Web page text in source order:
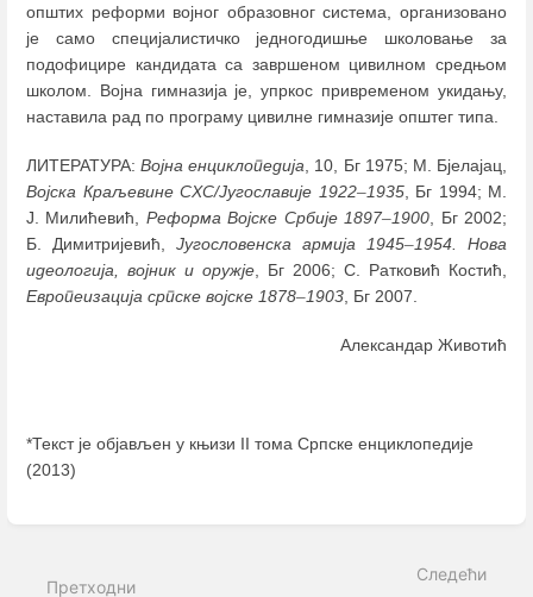
општих реформи војног образовног система, организовано
је само специјалистичко једногодишње школовање за
подофицире кандидата са завршеном цивилном средњом
школом. Војна гимназија је, упркос привременом укидању,
наставила рад по програму цивилне гимназије општег типа.
ЛИТЕРАТУРА:Војна енциклопедија , 10, Бг 1975; M. Бјелајац,
Војска Краљевине СХС/Југославије 1922–1935, Бг 1994; М.
Ј. Милићевић, Реформа Војске Србије 1897–1900 , Бг 2002;
Б. Димитријевић, Југословенска армија 1945–1954. Нова
идеологија, војник и оружје , Бг 2006; С. Ратковић Костић,
Европеизација српске војске 1878–1903 , Бг 2007.
Александар Животић
*Текст је објављен у књизи II тома Српске енциклопедије
(2013)
mode
Претходни
Следећи